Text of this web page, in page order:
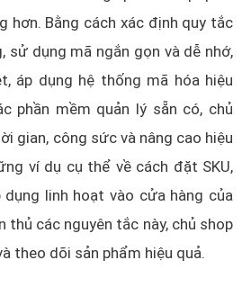
hơn. Bằng cách xác định quy tắc
sử dụng mã ngắn gọn và dễ nhớ,
áp dụng hệ thống mã hóa hiệu
phần mềm quản lý sẵn có, chủ
gian, công sức và nâng cao hiệu
ví dụ cụ thể về cách đặt SKU,
linh hoạt vào cửa hàng của
thủ các nguyên tắc này, chủ shop
theo dõi sản phẩm hiệu quả.